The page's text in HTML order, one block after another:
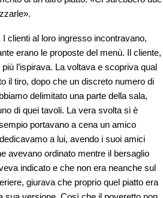
clienti al loro ingresso incontravano,
erano le proposte del menù. Il cliente,
l’ispirava. La voltava e scopriva qual
il tiro, dopo che un discreto numero di
delimitato una parte della sala,
di quei tavoli. La vera svolta si è
portavano a cena un amico
a lui, avendo i suoi amici
avevano ordinato mentre il bersaglio
indicato e che non era neanche sul
giurava che proprio quel piatto era